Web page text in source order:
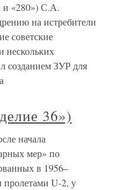
и «280») С.А.
на истребители
советские
нескольких
созданием ЗУР для
36»)
начала
мер» по
в 1956–
пролетами U-2, у